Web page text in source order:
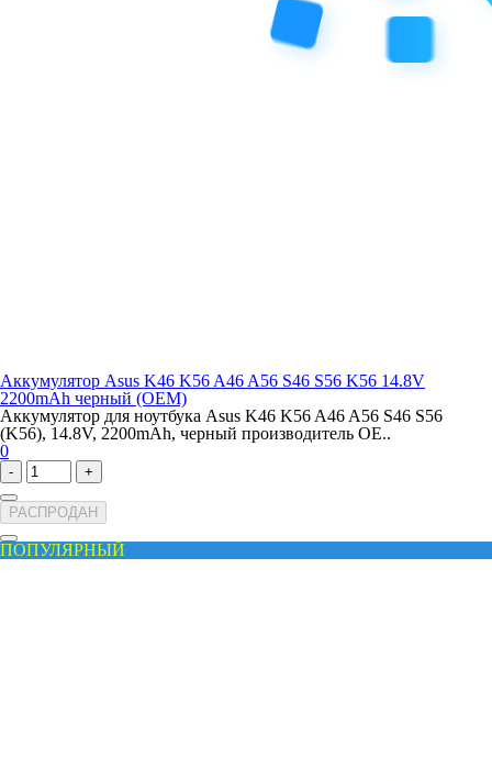
Аккумулятор Asus K46 K56 A46 A56 S46 S56 K56 14.8V
2200mAh черный (OEM)
Аккумулятор для ноутбука Asus K46 K56 A46 A56 S46 S56
(K56), 14.8V, 2200mAh, черный производитель OE..
0
- +
РАСПРОДАН
ПОПУЛЯРНЫЙ